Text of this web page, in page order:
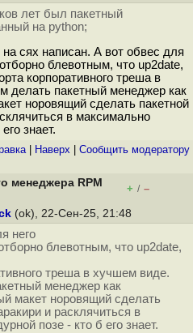
лет был пакетный
на python;
сях написан. А вот обвес для
блевотным, что up2date,
корпоративного треша в
делать пакетный менеджер как
норовящий сделать пакетной
в максимально
знает.
| Наверх Cообщить модератору
менеджера RPM
+ / –
(ok), 22-Сен-25, 21:48
него
блевотным, что up2date,
треша в хучшем виде.
менеджер как
макет норовящий сделать
и расклячиться в
позе - кто б его знает.